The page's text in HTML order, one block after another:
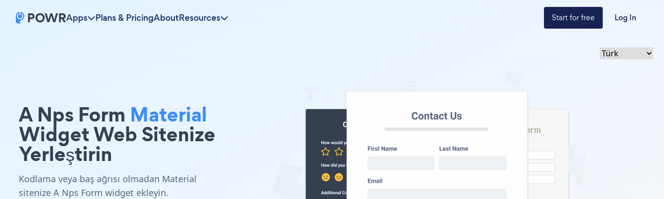
Apps Plans & PricingAboutResources Start for free Log In
A Nps Form Material
Widget Web Sitenize
Yerleştirin
Kodlama veya baş ağrısı olmadan Material
sitenize A Nps Form widget ekleyin.